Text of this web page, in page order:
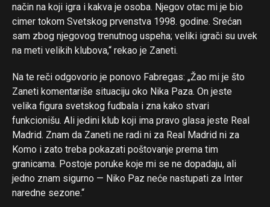
način na koji igra i kakva je osoba. Njegov otac mi je bio
cimer tokom Svetskog prvenstva 1998. godine. Srećan
sam zbog njegovog trenutnog uspeha; veliki igrači su uvek
na meti velikih klubova,“ rekao je Zaneti.
Na te reči odgovorio je ponovo Fabregas: „Žao mi je što
Zaneti komentariše situaciju oko Nika Paza. On jeste
velika figura svetskog fudbala i zna kako stvari
funkcionišu. Ali jedini klub koji ima pravo glasa jeste Real
Madrid. Znam da Zaneti ne radi ni za Real Madrid ni za
Komo i zato treba pokazati poštovanje prema tim
granicama. Postoje poruke koje mi se ne dopadaju, ali
jedno znam sigurno — Niko Paz neće nastupati za Inter
naredne sezone.“